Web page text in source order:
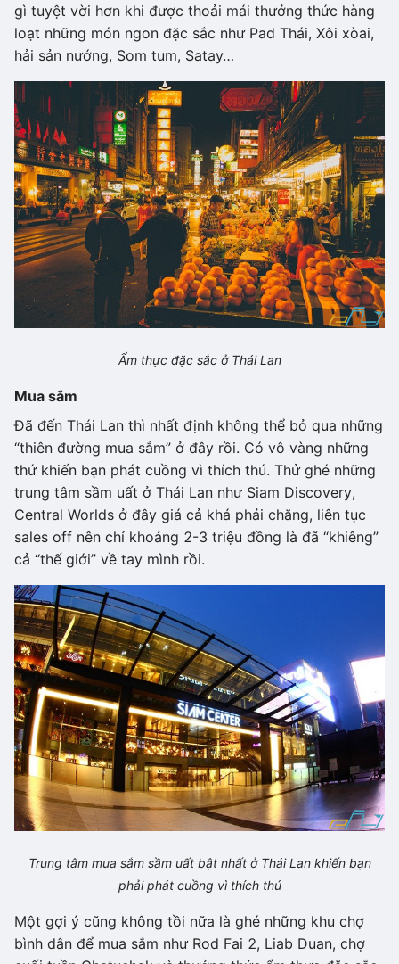
gì tuyệt vời hơn khi được thoải mái thưởng thức hàng
loạt những món ngon đặc sắc như Pad Thái, Xôi xòai,
hải sản nướng, Som tum, Satay…
Ẩm thực đặc sắc ở Thái Lan
Mua sắm
Đã đến Thái Lan thì nhất định không thể bỏ qua những
“thiên đường mua sắm” ở đây rồi. Có vô vàng những
thứ khiến bạn phát cuồng vì thích thú. Thử ghé những
trung tâm sầm uất ở Thái Lan như Siam Discovery,
Central Worlds ở đây giá cả khá phải chăng, liên tục
sales off nên chỉ khoảng 2-3 triệu đồng là đã “khiêng”
cả “thế giới” về tay mình rồi.
Trung tâm mua sắm sầm uất bật nhất ở Thái Lan khiến bạn
phải phát cuồng vì thích thú
Một gợi ý cũng không tồi nữa là ghé những khu chợ
bình dân để mua sắm như Rod Fai 2, Liab Duan, chợ